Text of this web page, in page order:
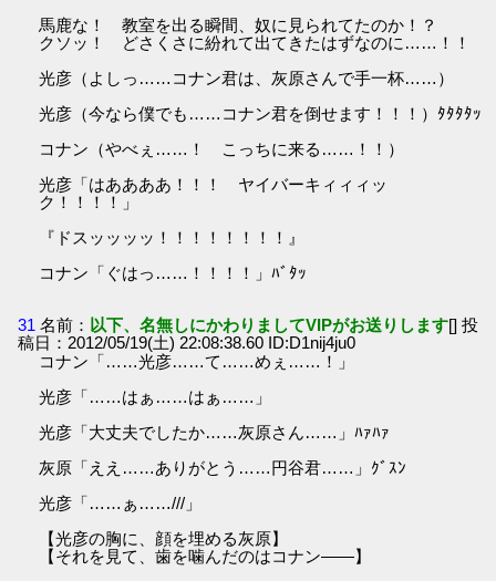
馬鹿な！ 教室を出る瞬間、奴に見られてたのか！？
クソッ！ どさくさに紛れて出てきたはずなのに……！！
光彦（よしっ……コナン君は、灰原さんで手一杯……）
光彦（今なら僕でも……コナン君を倒せます！！！）ﾀﾀﾀﾀｯ
コナン（やべぇ……！ こっちに来る……！！）
光彦「はああああ！！！ ヤイバーキィィィッ
ク！！！！」
『ドスッッッッ！！！！！！！！』
コナン「ぐはっ……！！！！」ﾊﾞﾀｯ
31 名前： 以下、名無しにかわりましてVIPがお送りします[] 投
稿日：2012/05/19(土) 22:08:38.60 ID:D1nij4ju0
コナン「……光彦……て……めぇ……！」
光彦「……はぁ……はぁ……」
光彦「大丈夫でしたか……灰原さん……」ﾊｧﾊｧ
灰原「ええ……ありがとう……円谷君……」ｸﾞｽﾝ
光彦「……ぁ……///」
【光彦の胸に、顔を埋める灰原】
【それを見て、歯を噛んだのはコナン――】